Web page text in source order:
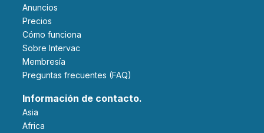
Anuncios
Precios
Cómo funciona
Sobre Intervac
Membresía
Preguntas frecuentes (FAQ)
Información de contacto.
Asia
Africa